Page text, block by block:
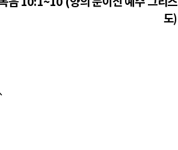
도)